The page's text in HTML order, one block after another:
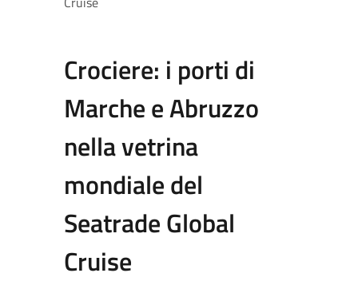
Crociere: i porti di
Marche e Abruzzo
nella vetrina
mondiale del
Seatrade Global
Cruise